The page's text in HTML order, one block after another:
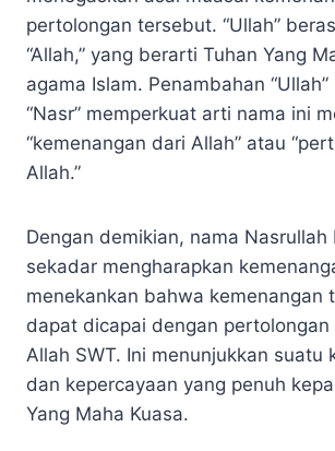
pertolongan tersebut. “Ullah”
“Allah,” yang berarti Tuhan Yang
agama Islam. Penambahan
“Nasr” memperkuat arti nama ini
“kemenangan dari Allah” atau
Allah.”
Dengan demikian, nama Nasrullah
sekadar mengharapkan
menekankan bahwa kemenangan
dapat dicapai dengan
Allah SWT. Ini menunjukkan suatu
dan kepercayaan yang penuh
Yang Maha Kuasa.